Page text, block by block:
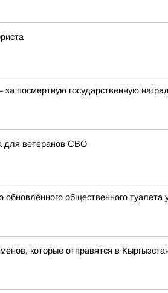
посмертную государственную
для ветеранов СВО
общественного туалета
которые отправятся в